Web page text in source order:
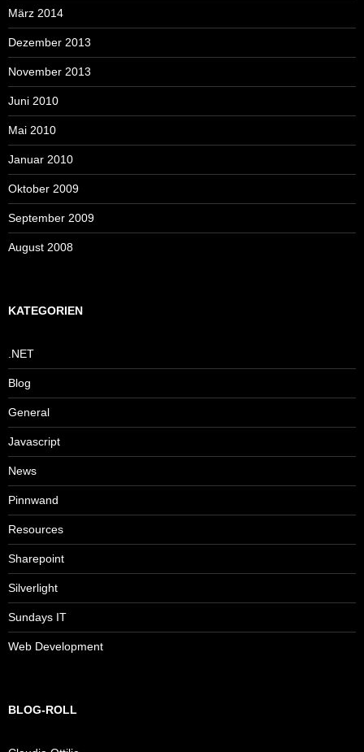
März 2014
Dezember 2013
November 2013
Juni 2010
Mai 2010
Januar 2010
Oktober 2009
September 2009
August 2008
KATEGORIEN
.NET
Blog
General
Javascript
News
Pinnwand
Resources
Sharepoint
Silverlight
Sundays IT
Web Development
BLOG-ROLL